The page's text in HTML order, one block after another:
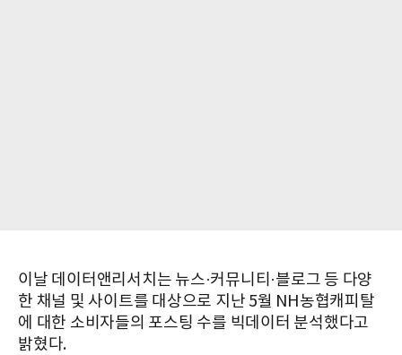
이날 데이터앤리서치는 뉴스·커뮤니티·블로그 등 다양
한 채널 및 사이트를 대상으로 지난 5월 NH농협캐피탈
에 대한 소비자들의 포스팅 수를 빅데이터 분석했다고
밝혔다.